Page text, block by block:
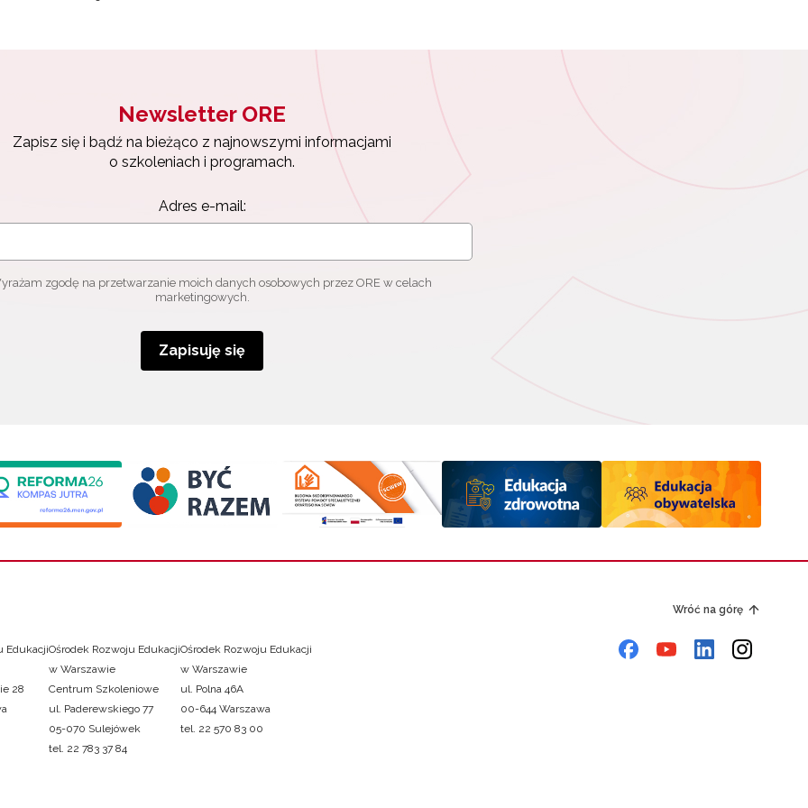
Newsletter ORE
Zapisz się i bądź na bieżąco z najnowszymi informacjami
o szkoleniach i programach.
Adres e-mail:
zgodę na przetwarzanie moich danych osobowych przez ORE w celach
marketingowych.
Zapisuję się
Wróć na górę
Edukacji
28
Ośrodek Rozwoju Edukacji
w Warszawie
Centrum Szkoleniowe
ul. Paderewskiego 77
05-070 Sulejówek
tel. 22 783 37 84
Ośrodek Rozwoju Edukacji
w Warszawie
ul. Polna 46A
00-644 Warszawa
tel. 22 570 83 00